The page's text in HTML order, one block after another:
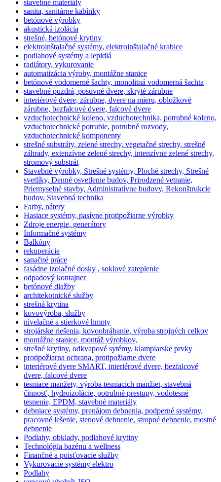
stavebné materiály
sanita, sanitárne kabínky
betónové výrobky
akustická izolácia
strešné, betónové krytiny
elektroinštalačné systémy, elektroinštalačné krabice
podlahové systémy a lepidlá
radiátory, vykurovanie
automatizácia výroby, montážne stanice
betónové vodomerné šachty, monolitná vodomerná šachta
stavebné puzdrá, posuvné dvere, skryté zárubne
interiérové dvere, zárubne, dvere na mieru, obložkové
zárubne, bezfalcové dvere, falcové dvere
vzduchotechnické koleno, vzduchotechnika, potrubné koleno,
vzduchotechnické potrubie, potrubné rozvody,
vzduchotechnické komponenty
strešné substráty, zelené strechy, vegetačné strechy, strešné
záhrady, extenzívne zelené strechy, intenzívne zelené strechy,
stromový substrát
Stavebné výrobky, Strešné systémy, Ploché strechy, Strešné
svetlíky, Denné osvetlenie budov, Prirodzené vetranie,
Priemyselné stavby, Administratívne budovy, Rekonštrukcie
budov, Stavebná technika
Farby, nátery
Hasiace systémy, pasívne protipožiarne výrobky
Zdroje energie, generátory
Informačné systémy
Balkóny
rekuperácie
sanačné práce
fasádne izolačné dosky , soklové zateplenie
odpadový kontajner
betónové dlažby
architekotnické služby
strešná krytina
kovovýroba, služby
nivelačné a stierkové hmoty
strojárske riešenia, kovoobrábanie, výroba strojných celkov
montážne stanice, montáž výrobkov,
strešné krytiny, odkvapové sytémy, klampiarske prvky
protipožiarna ochrana, protipožiarne dvere
interiérové dvere SMART, interiérové dvere, bezfalcové
dvere, falcové dvere
tesniace manžety, výroba tesniacich manžiet, stavebná
činnosť, hydroizolácie, potrubné prestupy, vodotesné
tesnenie, EPDM, stavebné materiály
debniace systémy, prenájom debnenia, podperné systémy,
pracovné lešenie, stenové debnenie, stropné debnenie, mostné
debnenie
Podlahy, obklady, podlahové krytiny
Technológia bazénu a wellness
Finančné a poisťovacie služby
Vykurovacie systémy elektro
Podlahy